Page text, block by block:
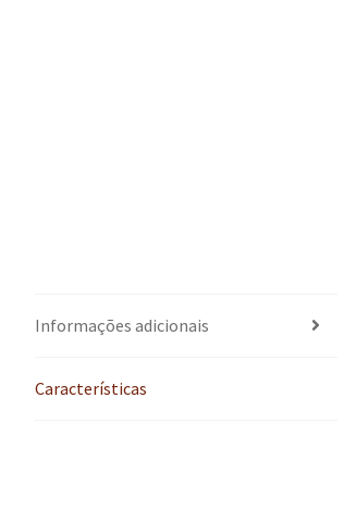
Informações adicionais
Características